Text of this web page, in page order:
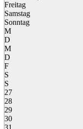
Freitag
Samstag
Sonntag
M
D
M
D
F
S
S
27
28
29
30
31